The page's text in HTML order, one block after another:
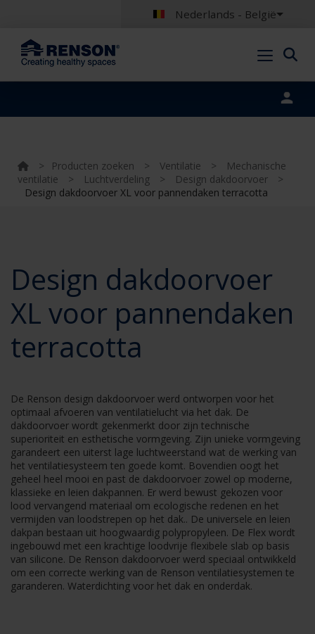
Nederlands - België
> Producten zoeken > Ventilatie >
Mechanische
ventilatie
> Luchtverdeling > Design dakdoorvoer
>
Design dakdoorvoer XL voor pannendaken terracotta
Design dakdoorvoer
XL voor pannendaken
terracotta
De Renson design dakdoorvoer werd ontworpen voor het
optimaal afvoeren van ventilatielucht via het dak. De
dakdoorvoer wordt gekenmerkt door zijn technische
superioriteit en esthetische vormgeving. Zijn unieke vormgeving
garandeert een uiterst lage luchtweerstand wat de werking van
het ventilatiesysteem ten goede komt. Bovendien oogt het
geheel heel mooi en past de dakdoorvoer zowel op moderne,
klassieke en leien dakpannen. Er werd bewust gekozen voor
lood vervangend materiaal om ecologische redenen en het
vermijden van loodstrepen op het dak.. De universele en leien
dakpan bestaan uit hoogwaardig polypropyleen. De Flex wordt
ingebouwd met een krachtige loodvrije flexibele slab op basis
van silicone. De Renson dakdoorvoer werd speciaal ontwikkeld
om een correcte werking van de Renson ventilatiesystemen te
garanderen. Waterdichting voor het dak en onderdak.